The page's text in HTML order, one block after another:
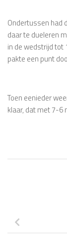
Ondertussen had
daar te dueleren
in de wedstrijd tot
pakte een punt
Toen eenieder
klaar, dat met 7-6